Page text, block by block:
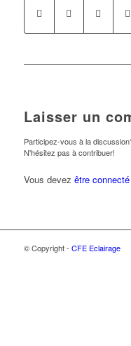
Laisser un
Participez-vous à la
N'hésitez pas à contribuer!
Vous devez être connecté
© Copyright - CFE Eclairage